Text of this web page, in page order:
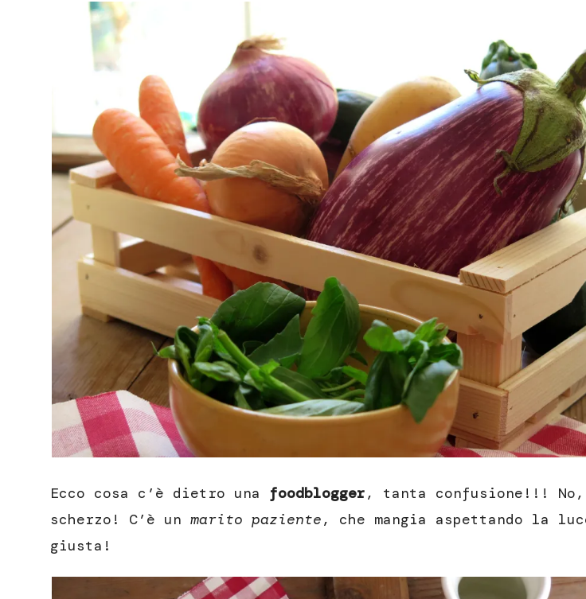
Ecco cosa c’è dietro una foodblogger, tanta confusione!!! No,
scherzo! C’è un marito paziente, che mangia aspettando la
giusta!